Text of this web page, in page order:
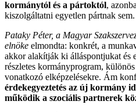
kormánytól és a pártoktól,
kiszolgáltatni egyetlen pártnak sem.
Pataky Péter, a Magyar
elnöke elmondta: konkrét, a
akkor alakítják ki álláspontjukat és
részletes kormányprogram,
vonatkozó elképzelésekre. Ám
érdekegyeztetés az új kormány
működik a szociális partnerek